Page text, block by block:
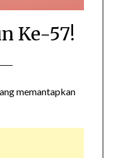
Ke-57!
memantapkan